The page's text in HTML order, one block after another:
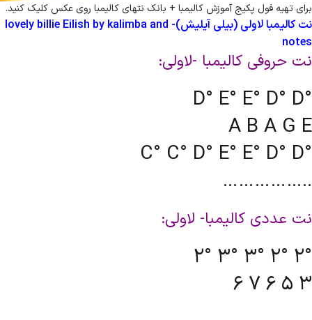
برای تهیه فول پکیج آموزش کالیمبا + بانک نتهای کالیمبا روی عکس کلیک کنید.
نت کالیمبا لاولی (بیلی آیلیش)- lovely billie Eilish by kalimba and
notes
نت حروفی کالیمبا -لاولی:
D° E° E° D° D°
A B A G E
C° C° D° E° E° D° D°
……………..
نت عددی کالیمبا- لاولی:
2° 3° 3° 2° 2°
6 7 6 5 3